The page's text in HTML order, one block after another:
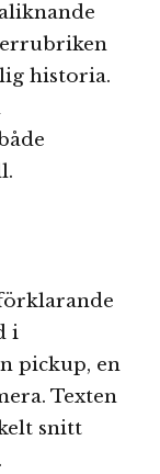
historia.
i
pickup, en
Texten
snitt